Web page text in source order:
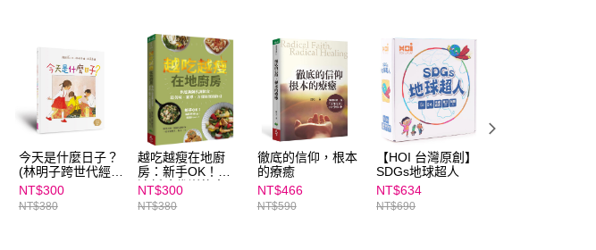
https://aftee.tw/terms/#terms3
３．未成年的使用者請事先徵得法定代理人或監護人之同意方可使用
「AFTEE先享後付」，若未經同意申辦者引起之損失，本公司不負相關責
任。
４．使用「AFTEE先享後付」時，將依據個別帳號之用戶狀況，依本公司
即時審查核予不同之上限額度；若仍有額度不足之情形，本公司將視審查
結果請求用戶進行身份認證。
５．嚴禁一人註冊多個帳號或使用他人資訊註冊。若發現惡意使用之情
形，恩沛科技股份有限公司將有權停止該用戶之使用額度並採取法律行
動。
今天是什麼日子？
(林明子跨世代經典
2)
NT$300
NT$380
越吃越瘦在地廚
房：新手OK！快
速新陳代謝飲食，
最美味、簡單、方
便的實踐指引
NT$300
NT$380
徹底的信仰，根本
的療癒
NT$466
NT$590
【HOI 台灣原創】
SDGs地球超人
NT$634
NT$690